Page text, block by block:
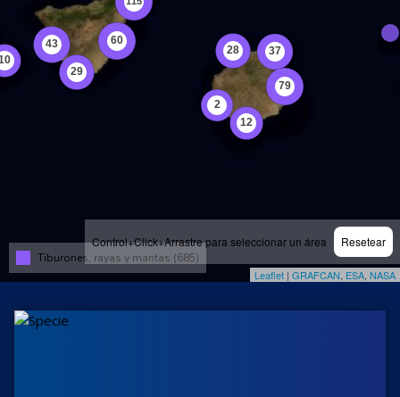
Control+Click+Arrastre para seleccionar un área Resetear
Tiburones, rayas y mantas (685)
Leaflet | GRAFCAN ESA NASA